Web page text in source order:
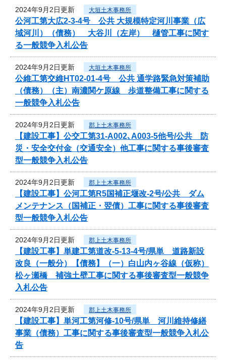
2024年9月2日更新 大垣土木事務所
公河工第大広2-3-4号 公共 大規模特定河川事業（広
域河川）（債務） 大谷川（左岸） 樋管工事に関す
る一般競争入札公告
2024年9月2日更新 大垣土木事務所
公維工第交維HT02-01-4号 公共 通学路緊急対策補助
（債務）（主）南濃関ケ原線 歩道整備工事に関する
一般競争入札公告
2024年9月2日更新 郡上土木事務所
【建設工事】公交工第31-A002､A003-5他号/公共 防
災・安全交付金（交通安全）他工事に関する事後審査
型一般競争入札公告
2024年9月2日更新 郡上土木事務所
【建設工事】公河工第R5国補正堰改-2号/公共 ダム
メンテナンス（国補正・翌債）工事に関する事後審査
型一般競争入札公告
2024年9月2日更新 郡上土木事務所
【建設工事】単建工第道改-5-13-4号/県単 道路新設
改良（一般分）【債務】（一）白山内ヶ谷線（仮称）
松ヶ瀬橋 補強土壁工事に関する事後審査型一般競争
入札公告
2024年9月2日更新 郡上土木事務所
【建設工事】単河工第河修-10号/県単 河川維持修繕
事業（債務）工事に関する事後審査型一般競争入札公
告